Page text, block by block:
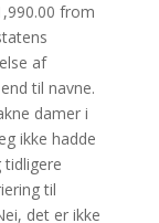
from
af
til navne.
damer i
ikke hadde
til
det er ikke